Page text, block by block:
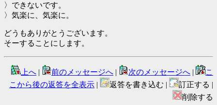
〉できないです。
〉気楽に、気楽に。
どうもありがとうございます。
そーすることにします。
上へ | 前のメッセージへ | 次のメッセージへ |
こ
こから後の返答を全表示 | 返答を書き込む |
訂正する |
削除する